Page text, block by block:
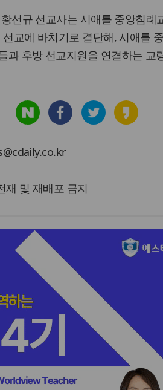
선규 선교사는 시애틀 중앙침례
교에 바치기로 결단해, 시애틀
과 후방 선교지원을 연결하는 교
및 재배포 금지